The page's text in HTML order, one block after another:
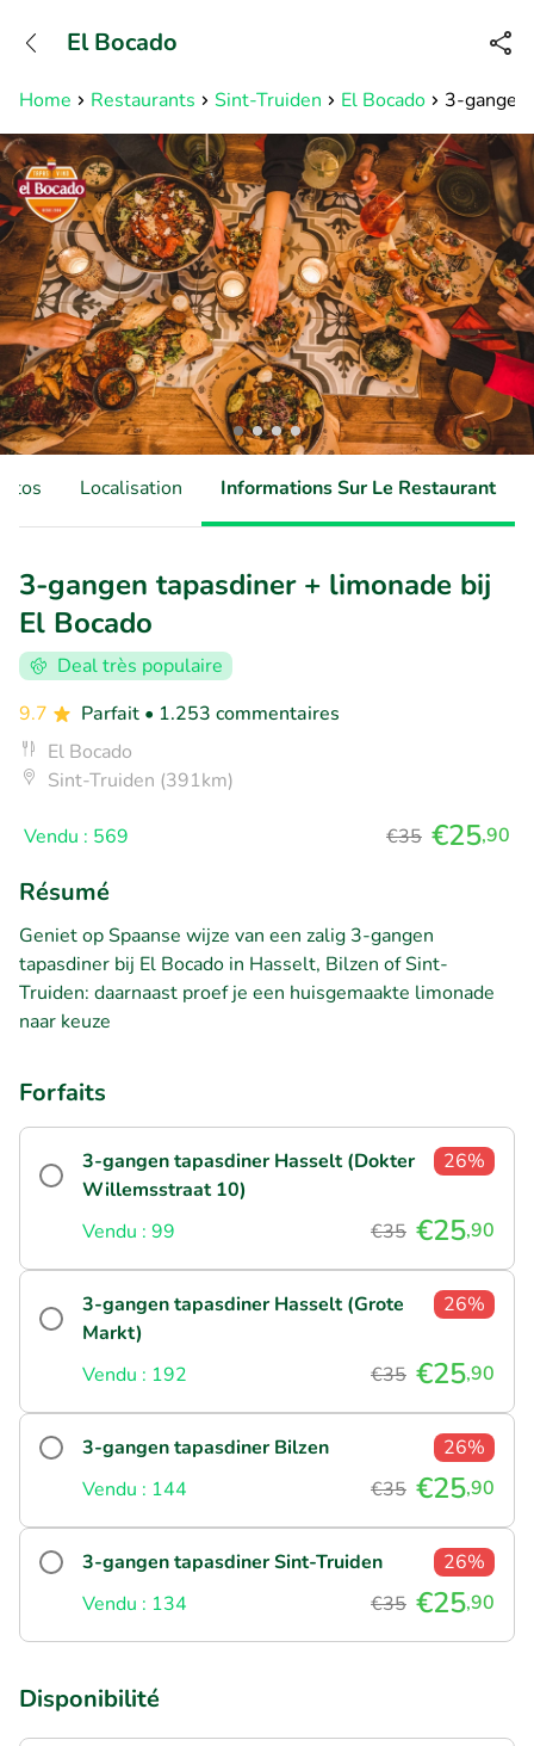
Disponible jusqu'à 23:00 heures
Home Restaurants Sint-Truiden El Bocado 3-gangen
El Bocado
Localisation Informations Sur Le Restaurant
3-gangen tapasdiner + limonade bij
El Bocado
Deal très populaire
9.7
Parfait • 1.253 commentaires
El Bocado
Sint-Truiden (391km)
Vendu : 569 €35 €25,90
Résumé
Geniet op Spaanse wijze van een zalig 3-gangen
tapasdiner bij El Bocado in Hasselt, Bilzen of Sint-
Truiden: daarnaast proef je een huisgemaakte limonade
naar keuze
Forfaits
3-gangen tapasdiner Hasselt (Dokter
Willemsstraat 10)
26%
Vendu : 99 €35 €25,90
3-gangen tapasdiner Hasselt (Grote
Markt)
26%
Vendu : 192 €35 €25,90
3-gangen tapasdiner Bilzen
26%
Vendu : 144
€35 €25,90
3-gangen tapasdiner Sint-Truiden
26%
Vendu : 134
€35 €25,90
Disponibilité